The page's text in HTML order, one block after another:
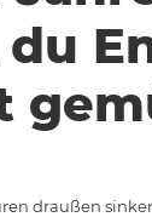
draußen